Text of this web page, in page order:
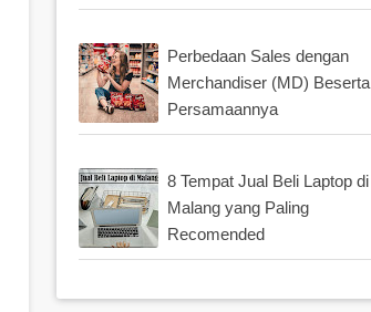
Perbedaan Sales dengan
Merchandiser (MD) Beserta
Persamaannya
8 Tempat Jual Beli Laptop di
Malang yang Paling
Recomended